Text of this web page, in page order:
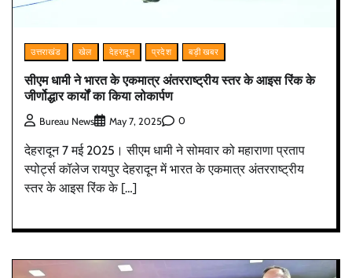
उत्तराखंड खेल देहरादून प्रदेश बड़ी खबर
सीएम धामी ने भारत के एकमात्र अंतरराष्ट्रीय स्तर के आइस रिंक के
जीर्णोद्धार कार्यों का किया लोकार्पण
Bureau News May 7, 2025 0
देहरादून 7 मई 2025। सीएम धामी ने सोमवार को महाराणा प्रताप
स्पोर्ट्स कॉलेज रायपुर देहरादून में भारत के एकमात्र अंतरराष्ट्रीय
स्तर के आइस रिंक के […]